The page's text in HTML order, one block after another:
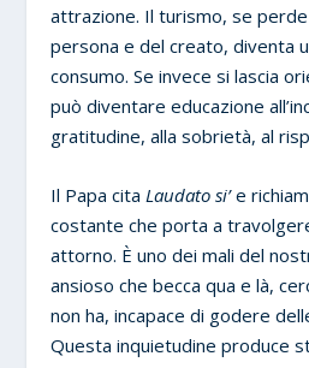
attrazione. Il turismo, se
persona e del creato, diventa
consumo. Se invece si lascia
può diventare educazione
gratitudine, alla sobrietà, al
Il Papa cita Laudato si’e
costante che porta a
attorno. È uno dei mali del
ansioso che becca qua e là,
non ha, incapace di godere
Questa inquietudine produce